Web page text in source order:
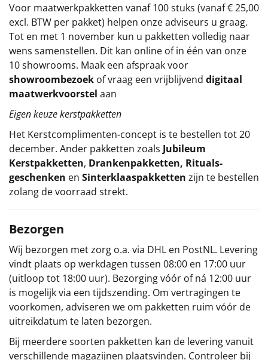
Alle overige
Voor maatwerkpakketten vanaf 100 stuks (vanaf € 25,00
excl. BTW per pakket) helpen onze adviseurs u graag.
Tot en met 1 november kun u pakketten volledig naar
wens samenstellen. Dit kan online of in één van onze
10 showrooms. Maak een afspraak voor
showroombezoek of vraag een vrijblijvend digitaal
maatwerkvoorstel aan
Eigen keuze kerstpakketten
Het Kerstcomplimenten-concept is te bestellen tot 20
december. Ander pakketten zoals Jubileum
Kerstpakketten, Drankenpakketten, Rituals-
geschenken en Sinterklaaspakketten zijn te bestellen
zolang de voorraad strekt.
Bezorgen
Wij bezorgen met zorg o.a. via DHL en PostNL. Levering
vindt plaats op werkdagen tussen 08:00 en 17:00 uur
(uitloop tot 18:00 uur). Bezorging vóór of ná 12:00 uur
is mogelijk via een tijdszending. Om vertragingen te
voorkomen, adviseren we om pakketten ruim vóór de
uitreikdatum te laten bezorgen.
Bij meerdere soorten pakketten kan de levering vanuit
verschillende magazijnen plaatsvinden. Controleer bij